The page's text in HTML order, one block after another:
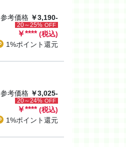
参考価格 ￥3,190-
20～25% OFF
￥**** (税込)
1%ポイント還元
参考価格 ￥3,025-
20～24% OFF
￥**** (税込)
1%ポイント還元